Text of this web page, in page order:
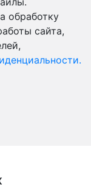
обработку
сайта,